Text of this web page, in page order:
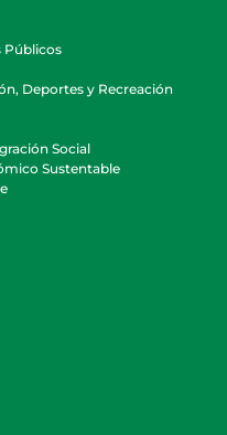
Públicos
Deportes y Recreación
Social
Sustentable